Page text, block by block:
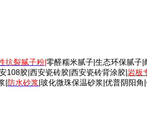
抗裂腻子粉 零醛糯米腻子|生态环保腻子
108胶|西安瓷砖胶|西安瓷砖背涂胶| 岩板
| 防水砂浆 |玻化微珠保温砂浆|优普阴阳